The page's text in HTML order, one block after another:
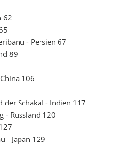
62
- Persien 67
89
106
der Schakal - Indien 117
- Russland 120
- Japan 129